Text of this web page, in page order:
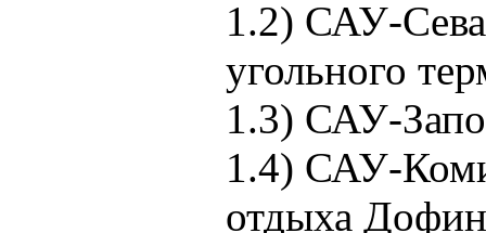
1.2) САУ-
угольного
1.3) САУ-
1.4) САУ-
отдыха